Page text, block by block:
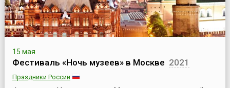
15 мая
Фестиваль «Ночь музеев» в Москве 2021
Праздники России